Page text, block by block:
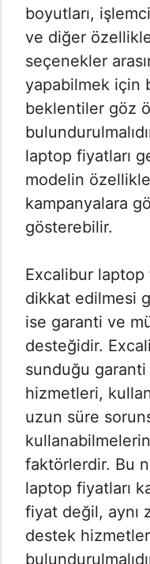
boyutları,
ve diğer
seçenekler
yapabilmek için
beklentiler göz
laptop fiyatları
modelin
kampanyalara
gösterebilir.
Excalibur laptop
dikkat edilmesi
ise garanti ve
desteğidir.
sunduğu garanti
hizmetleri,
uzun süre
faktörlerdir. Bu
laptop fiyatları
fiyat değil, aynı
destek